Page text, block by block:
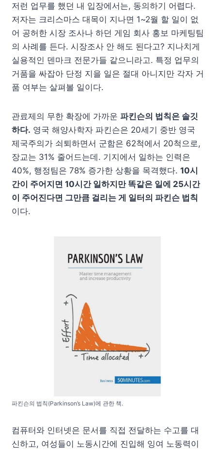
저런 업무를 했던 내 입장에서는, 동의하기 어렵다.
저자는 크리스마스 대목이 지나면 1~2월 할 일이 없
어 공허한 시장 조사나 하던 게임 회사 홍보 마케팅팀
의 사례를 든다. 시장조사 안 해도 된다고? 지나치게
실용적인 덴마크 전문가들 같으니라고. 특정 업무의
거품을 싸잡아 단정 지을 일은 절대 아니지만 각자 거
품 여부는 살펴볼 일이다.
관료제의 무한 확장에 가까운 파킨슨의 법칙은 솔깃
하다. 영국 해양사학자 파킨슨은 20세기 중반 영국
제국주의가 쇠퇴하면서 군함은 62척에서 20척으로,
장교는 31% 줄어드는데. 기지에서 일하는 인력은
40%, 행정팀은 78% 증가한 상황을 목격했다. 10시
간이 주어지면 10시간 일하지만 똑같은 일에 25시간
이 주어진다면 그만큼 걸리는 게 일터의 파킨슨 법칙
이다.
파킨슨의 법칙(Parkinson’s Law)에 관한 책.
컴퓨터와 인터넷은 문서를 직접 전달하는 수고를 대
신하고, 여성들이 노동시간에 진입해 잉여 노동력이